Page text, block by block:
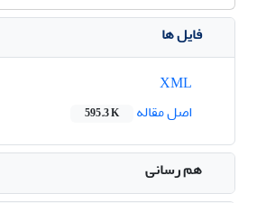
فایل ها
اصل مقاله
595.3 K
هم رسانی